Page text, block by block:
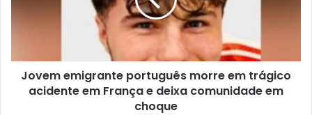
Jovem emigrante português morre em trágico
acidente em França e deixa comunidade em
choque